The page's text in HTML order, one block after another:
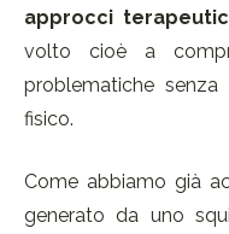
approcci
volto cioè a
problematiche
fisico.
Come abbiamo già
generato da uno